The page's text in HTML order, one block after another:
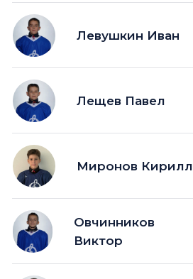
Левушкин Иван
Лещев Павел
Миронов Кирилл
Овчинников
Виктор